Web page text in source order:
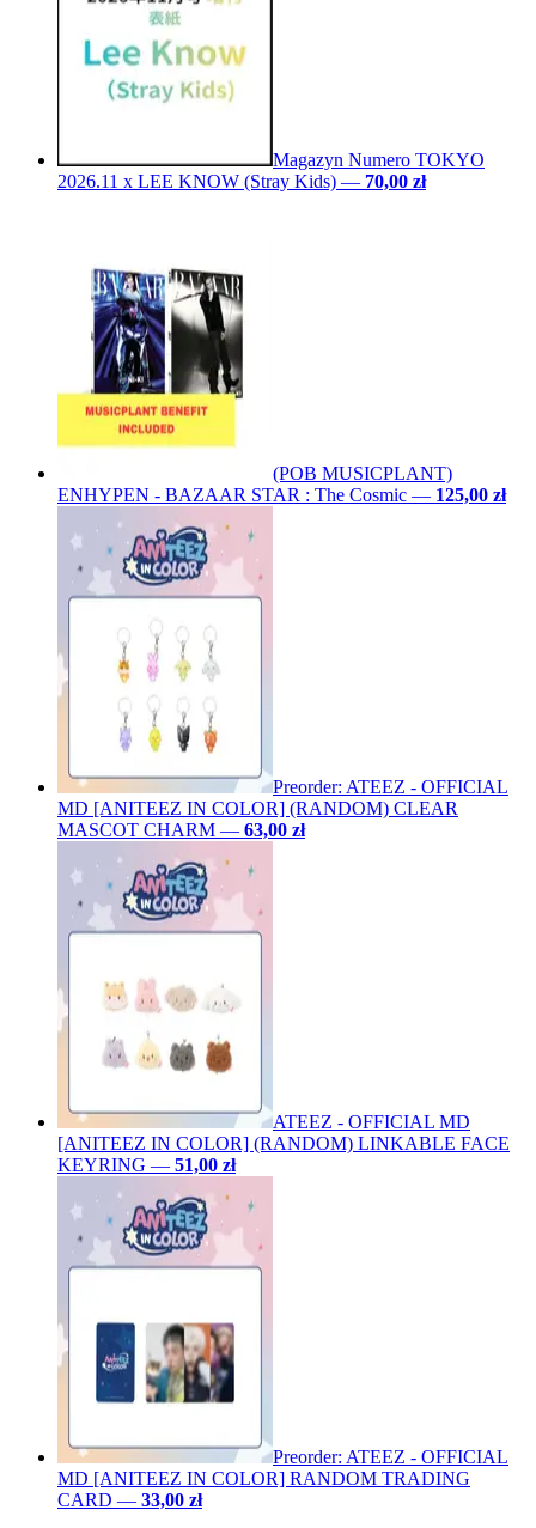
Magazyn Numero TOKYO
2026.11 x LEE KNOW (Stray Kids) — 70,00 zł
(POB MUSICPLANT)
ENHYPEN - BAZAAR STAR : The Cosmic — 125,00 zł
Preorder: ATEEZ - OFFICIAL
MD [ANITEEZ IN COLOR] (RANDOM) CLEAR
MASCOT CHARM — 63,00 zł
ATEEZ - OFFICIAL MD
[ANITEEZ IN COLOR] (RANDOM) LINKABLE FACE
KEYRING — 51,00 zł
Preorder: ATEEZ - OFFICIAL
MD [ANITEEZ IN COLOR] RANDOM TRADING
CARD — 33,00 zł